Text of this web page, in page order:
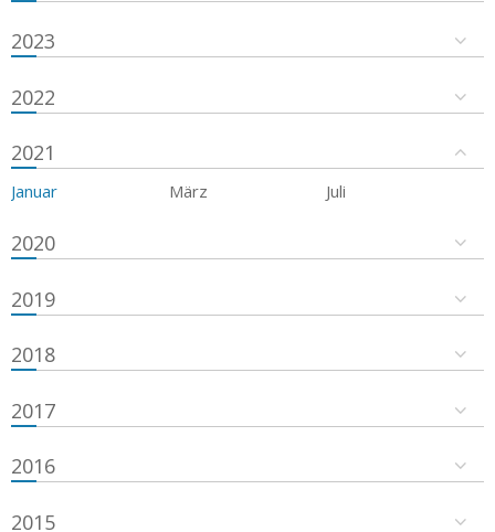
2023
2022
2021
Januar März Juli
2020
2019
2018
2017
2016
2015